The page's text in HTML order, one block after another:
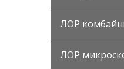
ЛОР
ЛОР
Цена
за